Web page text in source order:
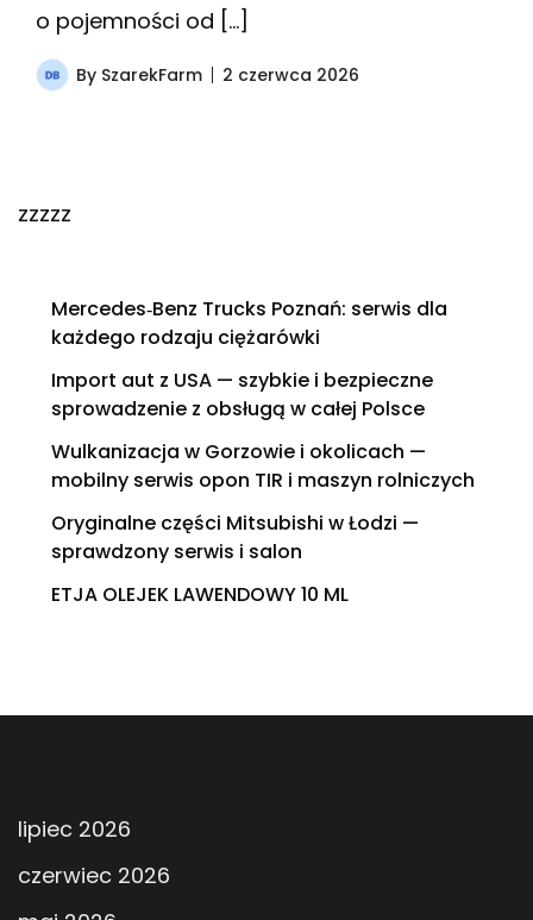
o pojemności od […]
By SzarekFarm 2 czerwca 2026
zzzzz
Mercedes‑Benz Trucks Poznań: serwis dla
każdego rodzaju ciężarówki
Import aut z USA — szybkie i bezpieczne
sprowadzenie z obsługą w całej Polsce
Wulkanizacja w Gorzowie i okolicach —
mobilny serwis opon TIR i maszyn rolniczych
Oryginalne części Mitsubishi w Łodzi —
sprawdzony serwis i salon
ETJA OLEJEK LAWENDOWY 10 ML
lipiec 2026
czerwiec 2026